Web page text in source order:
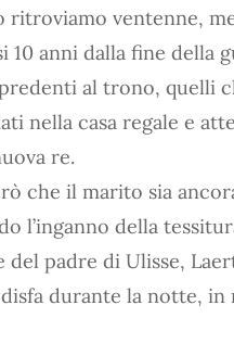
ritroviamo ventenne,
10 anni dalla fine della
al trono, quelli
nella casa regale e
re.
che il marito sia
l’inganno della
del padre di Ulisse,
durante la notte,